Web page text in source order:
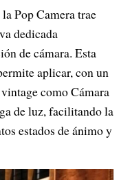
Pop Camera trae
dedicada
de cámara. Esta
aplicar, con un
como Cámara
de luz, facilitando la
estados de ánimo y